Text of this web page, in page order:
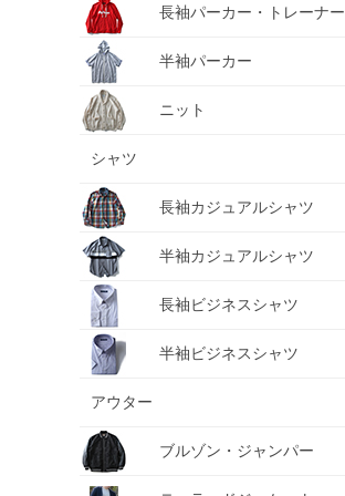
長袖パーカー・トレーナー
半袖パーカー
ニット
シャツ
長袖カジュアルシャツ
半袖カジュアルシャツ
長袖ビジネスシャツ
半袖ビジネスシャツ
アウター
ブルゾン・ジャンパー